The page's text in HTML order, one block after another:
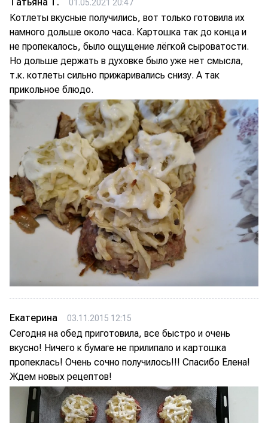
01.05.2021 20:47
Котлеты вкусные получились, вот только готовила их
намного дольше около часа. Картошка так до конца и
не пропекалось, было ощущение лёгкой сыроватости.
Но дольше держать в духовке было уже нет смысла,
т.к. котлеты сильно прижаривались снизу. А так
прикольное блюдо.
Екатерина 03.11.2015 12:15
Сегодня на обед приготовила, все быстро и очень
вкусно! Ничего к бумаге не прилипало и картошка
пропеклась! Очень сочно получилось!!! Спасибо Елена!
Ждем новых рецептов!